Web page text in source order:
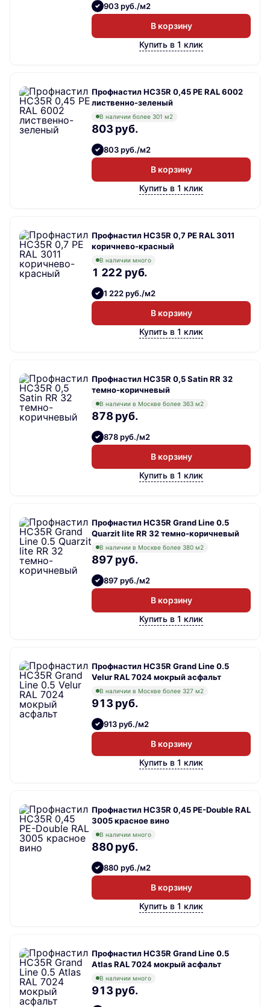
903 руб./м2
В корзину
Купить в 1 клик
Профнастил НС35R 0,45 PE RAL 6002
лиственно-зеленый
В наличии более 301 м2
803 руб.
803 руб./м2
В корзину
Купить в 1 клик
Профнастил НС35R 0,7 PE RAL 3011
коричнево-красный
В наличии много
1 222 руб.
1 222 руб./м2
В корзину
Купить в 1 клик
Профнастил НС35R 0,5 Satin RR 32
темно-коричневый
В наличии в Москве более 363 м2
878 руб.
878 руб./м2
В корзину
Купить в 1 клик
Профнастил НС35R Grand Line 0.5
Quarzit lite RR 32 темно-коричневый
В наличии в Москве более 380 м2
897 руб.
897 руб./м2
В корзину
Купить в 1 клик
Профнастил НС35R Grand Line 0.5
Velur RAL 7024 мокрый асфальт
В наличии в Москве более 327 м2
913 руб.
913 руб./м2
В корзину
Купить в 1 клик
Профнастил НС35R 0,45 PE-Double RAL
3005 красное вино
В наличии много
880 руб.
880 руб./м2
В корзину
Купить в 1 клик
Профнастил НС35R Grand Line 0.5
Atlas RAL 7024 мокрый асфальт
В наличии много
913 руб.